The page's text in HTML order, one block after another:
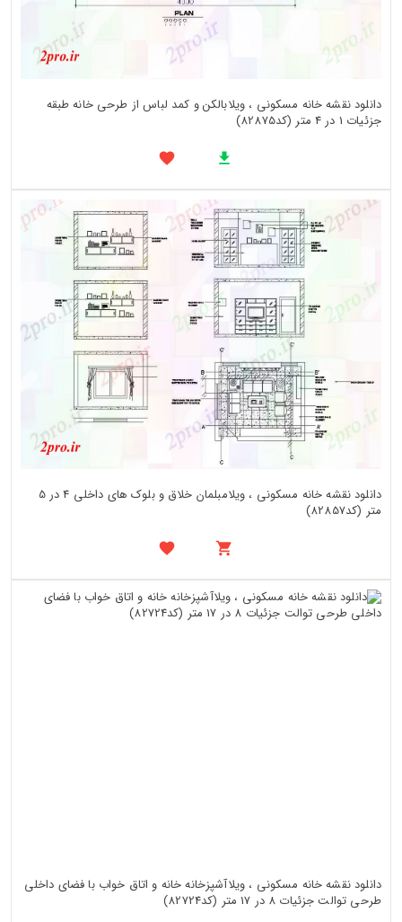
دانلود نقشه خانه مسکونی ، ویلابالکن و کمد لباس از طرحی خانه طبقه
جزئیات 1 در 4 متر (کد82875)
دانلود نقشه خانه مسکونی ، ویلامبلمان خلاق و بلوک های داخلی 4 در 5
متر (کد82857)
دانلود نقشه خانه مسکونی ، ویلاآشپزخانه خانه و اتاق خواب با فضای داخلی
طرحی توالت جزئیات 8 در 17 متر (کد82724)